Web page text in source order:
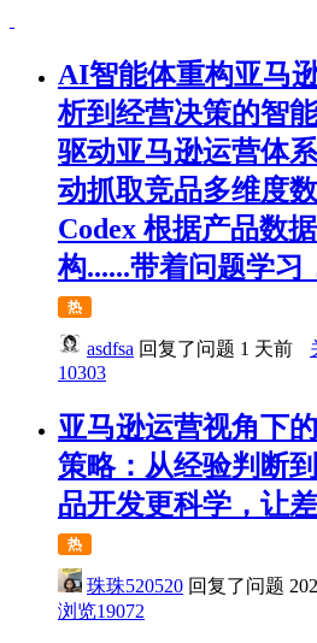
AI智能体重构亚马
析到经营决策的智
驱动亚马逊运营体
动抓取竞品多维度
Codex 根据产品数
构......带着问题学习
热
asdfsa 回复了问题 1 天前
10303
亚马逊运营视角下
策略：从经验判断
品开发更科学，让
热
珠珠520520 回复了问题
浏览19072